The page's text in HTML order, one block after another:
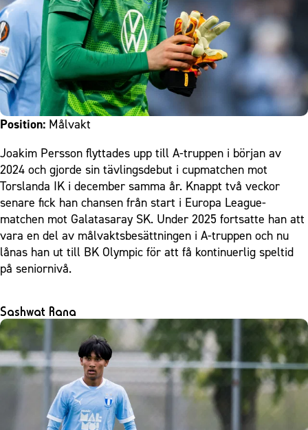
Position: Målvakt
Joakim Persson flyttades upp till A-truppen i början av
2024 och gjorde sin tävlingsdebut i cupmatchen mot
Torslanda IK i december samma år. Knappt två veckor
senare fick han chansen från start i Europa League-
matchen mot Galatasaray SK. Under 2025 fortsatte han att
vara en del av målvaktsbesättningen i A-truppen och nu
lånas han ut till BK Olympic för att få kontinuerlig speltid
på seniornivå.
Sashwat Rana